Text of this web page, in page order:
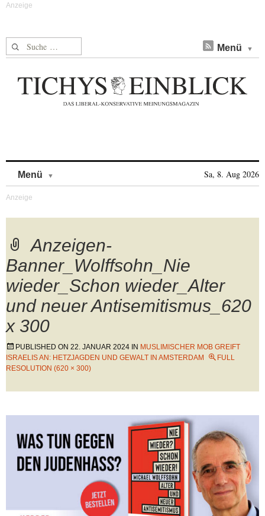
Suche nach: Menü
Menü Sa, 8. Aug 2026
Anzeigen-
Banner_Wolffsohn_Nie
wieder_Schon wieder_Alter
und neuer Antisemitismus_620
x 300
PUBLISHED ON 22. JANUAR 2024 IN MUSLIMISCHER MOB GREIFT
ISRAELIS AN: HETZJAGDEN UND GEWALT IN AMSTERDAM
FULL
RESOLUTION (620 × 300)